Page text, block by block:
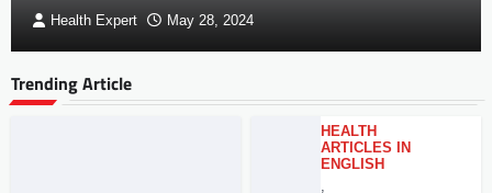
Health Expert May 28, 2024
Trending Article
HEALTH
ARTICLES IN
ENGLISH